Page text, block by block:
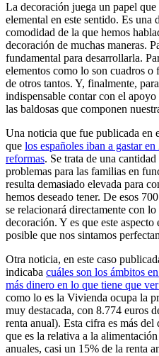
La decoración juega un papel
elemental en este sentido. Es una
comodidad de la que hemos
decoración de muchas maneras.
fundamental para desarrollarla.
elementos como lo son cuadros
de otros tantos. Y, finalmente,
indispensable contar con el
las baldosas que componen
Una noticia que fue publicada en
que los españoles iban a gastar
reformas. Se trata de una
problemas para las familias en
resulta demasiado elevada para
hemos deseado tener. De esos
se relacionará directamente con
decoración. Y es que este
posible que nos sintamos
Otra noticia, en este caso
indicaba cuáles son los ámbitos
más dinero en lo que tiene que
como lo es la Vivienda ocupa la
muy destacada, con 8.774 euros
renta anual). Esta cifra es más
que es la relativa a la
anuales, casi un 15% de la renta